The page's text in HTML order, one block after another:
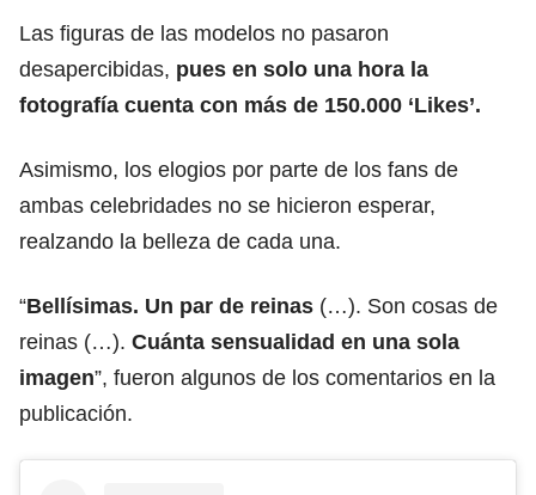
Las figuras de las modelos no pasaron
desapercibidas, pues en solo una hora la
fotografía cuenta con más de 150.000 ‘Likes’.
Asimismo, los elogios por parte de los fans de
ambas celebridades no se hicieron esperar,
realzando la belleza de cada una.
“Bellísimas. Un par de reinas (…). Son cosas de
reinas (…). Cuánta sensualidad en una sola
imagen”, fueron algunos de los comentarios en la
publicación.